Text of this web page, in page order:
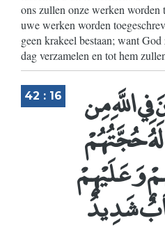
ons zullen onze werken worden
uwe werken worden
geen krakeel bestaan; want
dag verzamelen en tot hem
42 : 16 اللَّهِ مِن
حُجَّتُهُمْ
وَعَلَيْهِمْ
شَدِيدٌ